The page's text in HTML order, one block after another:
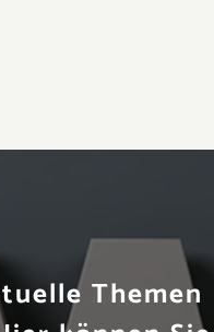
Themen